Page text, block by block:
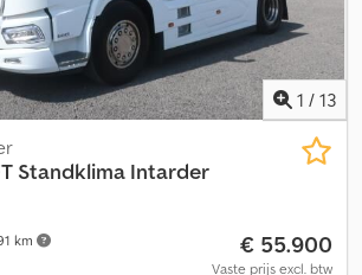
1 / 13
km
Standklima Intarder
€ 55.900
Vaste prijs excl. btw